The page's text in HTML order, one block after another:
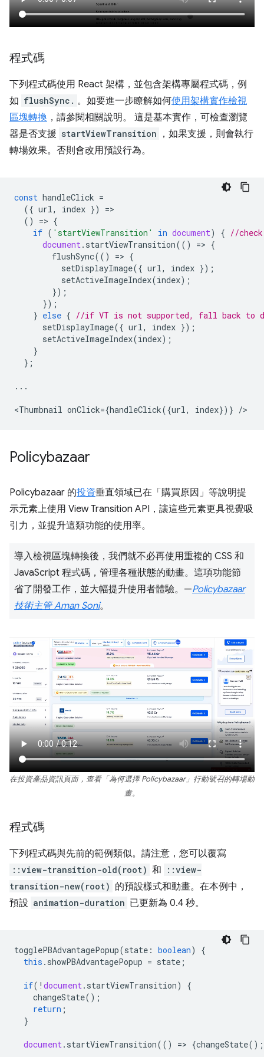
程式碼
下列程式碼使用 React 架構，並包含架構專屬程式碼，例
如 flushSync. 。如要進一步瞭解如何使用架構實作檢視
區塊轉換 ，請參閱相關說明。 這是基本實作，可檢查瀏覽
器是否支援 startViewTransition
，如果支援，則會執行
轉場效果。否則會改用預設行為。
const handleClick =
({ url, index }) =
()
=> {
if ( 'startViewTransition' in document) { //
document. startViewTransition(() => {
flushSync(() => {
setDisplayImage({ url, index });
setActiveImageIndex(index);
});
});
} else { //if VT is not supported, fall back to
setDisplayImage({ url, index });
setActiveImageIndex(index);
}
};
...
<Thumbnail onClick={handleClick({url, index})} /
Policybazaar
Policybazaar 的投資垂直領域已在「購買原因」等說明提
示元素上使用 View Transition API，讓這些元素更具視覺吸
引力，並提升這類功能的使用率。
導入檢視區塊轉換後，我們就不必再使用重複的 CSS 和
JavaScript 程式碼，管理各種狀態的動畫。這項功能節
省了開發工作，並大幅提升使用者體驗。—Policybazaar
技術主管 Aman Soni。
在投資產品資訊頁面，查看「為何選擇 Policybazaar」行動號召的轉場動
畫。
程式碼
下列程式碼與先前的範例類似。請注意，您可以覆寫
::view-transition-old(root) 和
::view-
transition-new(root) 的預設樣式和動畫。在本例中，
預設 animation-duration 已更新為 0.4 秒。
togglePBAdvantagePopup(state : boolean)
{
this . showPBAdvantagePopup = state ;
if( ! document . startViewTransition)
{
changeState();
return ;
}
document . startViewTransition(() => {changeState